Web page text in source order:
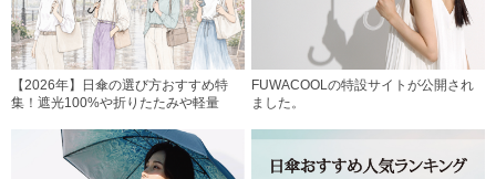
【2026年】日傘の選び方おすすめ特
集！遮光100%や折りたたみや軽量
FUWACOOLの特設サイトが公開され
ました。